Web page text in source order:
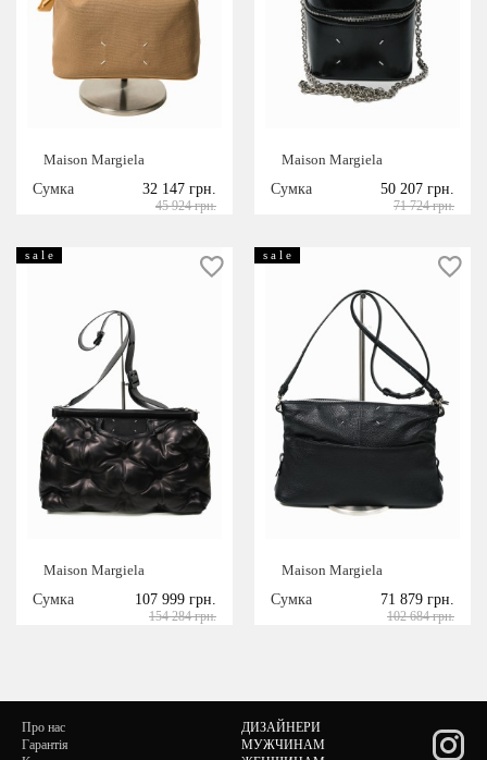
Maison Margiela
Сумка
32 147 грн.
45 924 грн.
Maison Margiela
Сумка
50 207 грн.
71 724 грн.
s a l e
Maison Margiela
Сумка
107 999 грн.
154 284 грн.
s a l e
Maison Margiela
Сумка
71 879 грн.
102 684 грн.
Про нас
Гарантія
ДИЗАЙНЕРИ
МУЖЧИНАМ